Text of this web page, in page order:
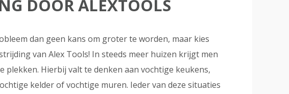
DOOR ALEXTOOLS
dan geen kans om groter te worden, maar kies
van Alex Tools! In steeds meer huizen krijgt men
plekken. Hierbij valt te denken aan vochtige keukens,
kelder of vochtige muren. Ieder van deze situaties